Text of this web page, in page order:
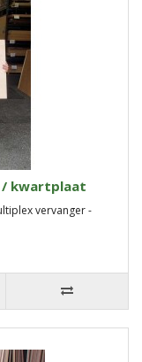
/ kwartplaat
vervanger -